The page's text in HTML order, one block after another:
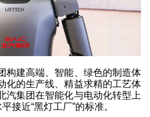
构建高端、智能、绿色的制造体
化的生产线、精益求精的工艺体
汽集团在智能化与电动化转型上
接近“黑灯工厂”的标准。